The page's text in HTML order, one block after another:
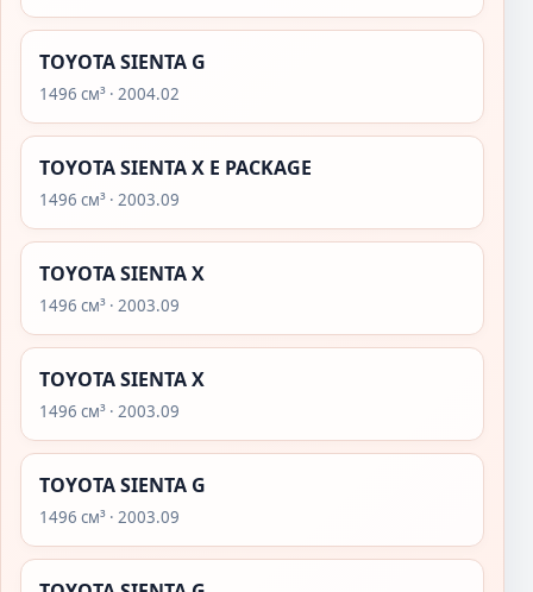
TOYOTA SIENTA G
1496 см³ · 2004.02
TOYOTA SIENTA X E PACKAGE
1496 см³ · 2003.09
TOYOTA SIENTA X
1496 см³ · 2003.09
TOYOTA SIENTA X
1496 см³ · 2003.09
TOYOTA SIENTA G
1496 см³ · 2003.09